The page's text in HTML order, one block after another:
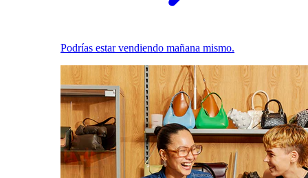
Podrías estar vendiendo mañana mismo.